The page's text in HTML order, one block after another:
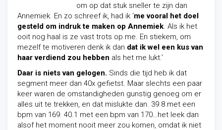
om op dat stuk sneller te zijn dan
Annemiek. En zo schreef ik, had ik ‘me vooral het doel
gesteld om indruk te maken op Annemiek. Als ik het
ooit nog haal is ze vast trots op me. En stiekem, om
mezelf te motiveren denk ik dan dat ik wel een kus van
haar verdiend zou hebben als het me lukt.’
Daar is niets van gelogen. Sinds die tijd heb ik dat
segment meer dan 40x gefietst. Maar slechts een paar
keer waren de omstandigheden gunstig genoeg om er
alles uit te trekken, en dat mislukte dan. 39.8 met een
bpm van 169. 40.1 met een bpm van 170…het leek dan
alsof het moment nooit meer zou komen, omdat ik niet